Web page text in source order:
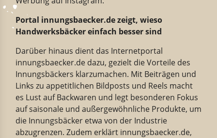
Portal innungsbaecker.de zeigt, wieso
Handwerksbäcker einfach besser sind
Darüber hinaus dient das Internetportal
innungsbaecker.de dazu, gezielt die Vorteile des
Innungsbäckers klarzumachen. Mit Beiträgen und
Links zu appetitlichen Bildposts und Reels macht
es Lust auf Backwaren und legt besonderen Fokus
auf saisonale und außergewöhnliche Produkte, um
die Innungsbäcker etwa von der Industrie
abzugrenzen. Zudem erklärt innungsbaecker.de,